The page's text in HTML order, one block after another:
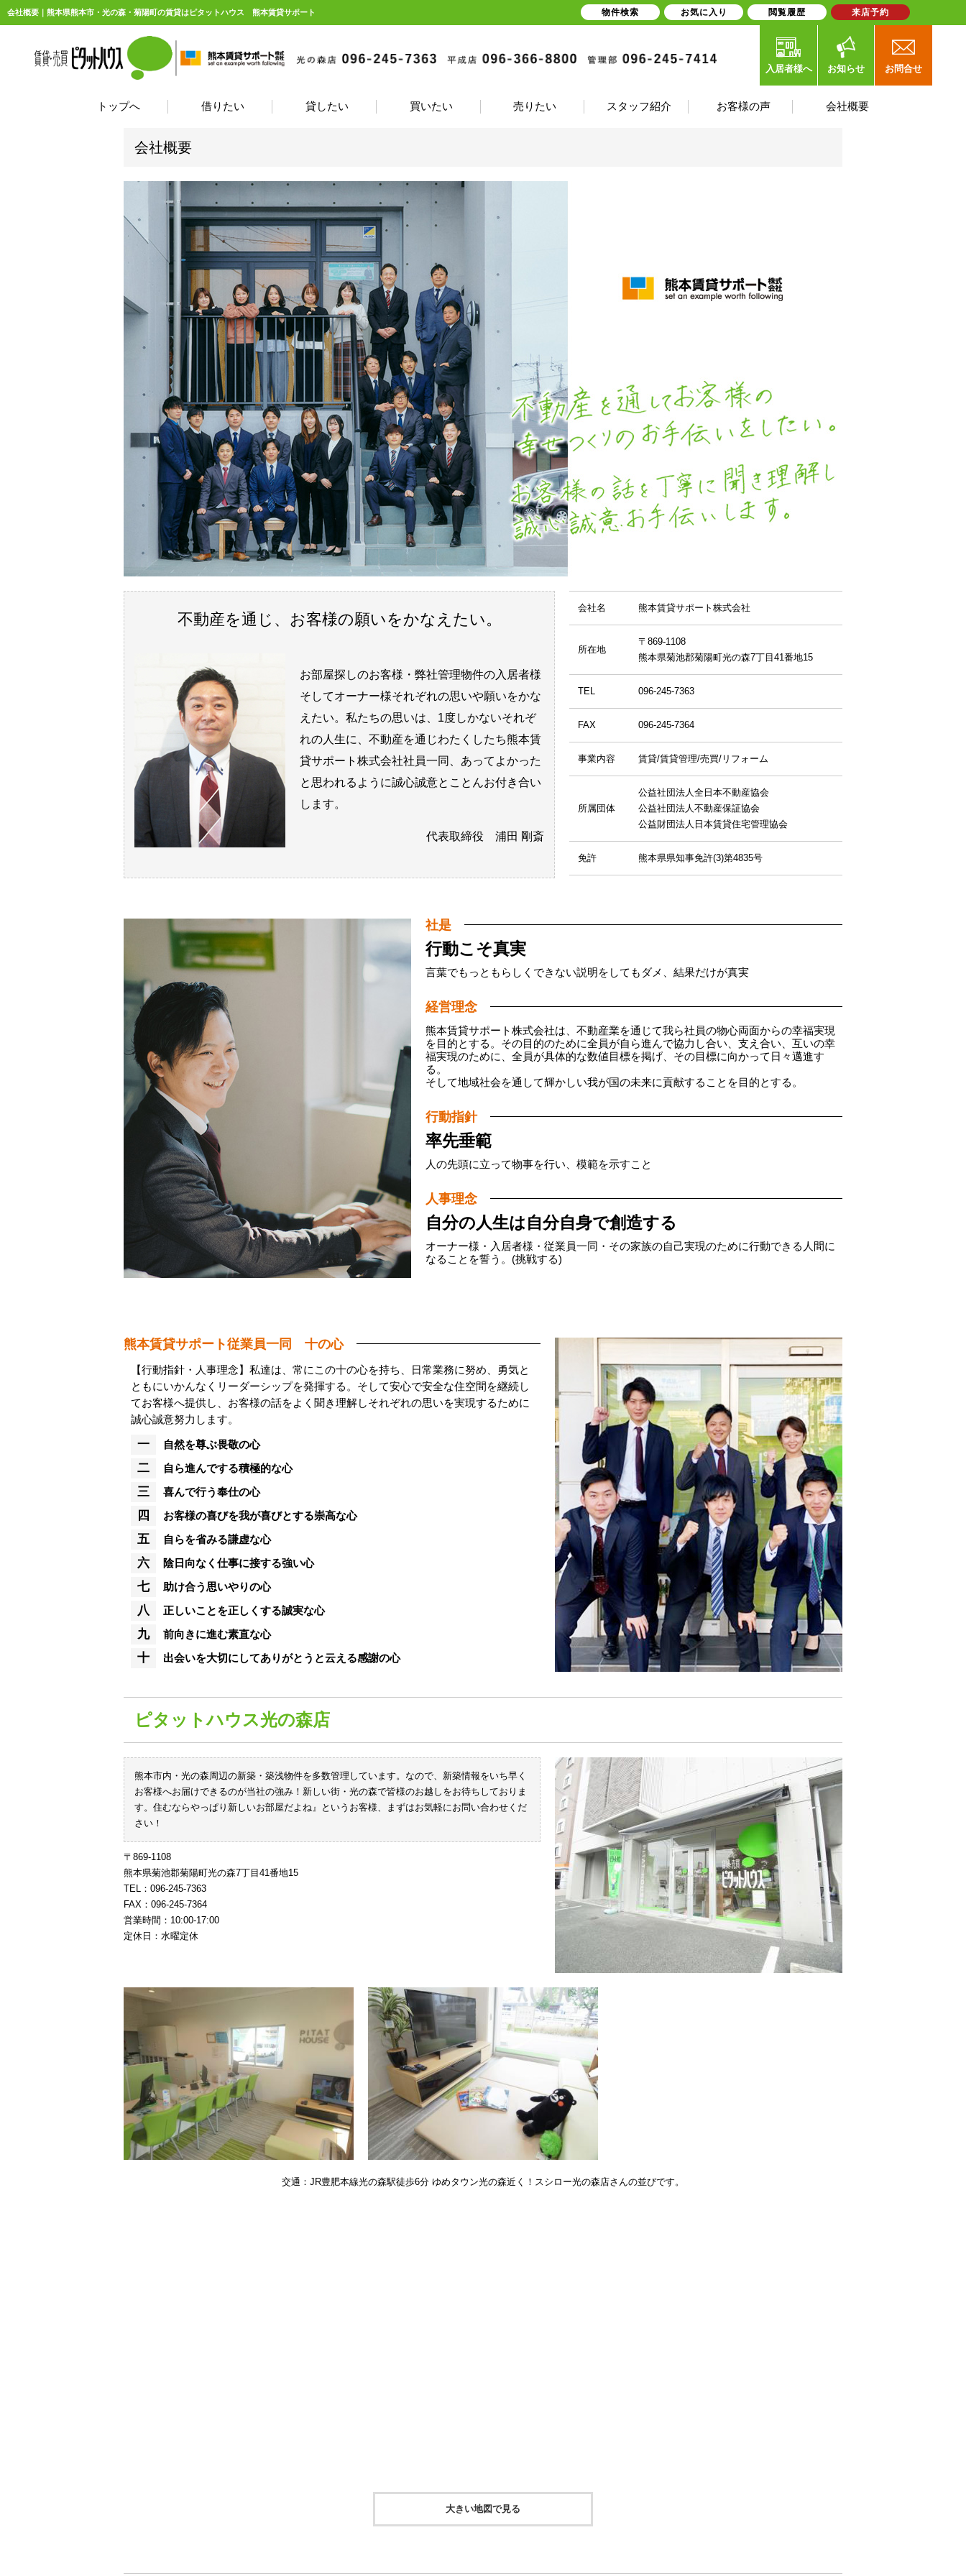
会社概要｜熊本県熊本市・光の森・菊陽町の賃貸はピタットハウス 熊本賃貸サポート
入居者様へ お知らせ お問合せ
トップへ 借りたい 貸したい 買いたい 売りたい スタッフ紹介 お客様の声 会社概要
会社概要
会社名 熊本賃貸サポート株式会社
所在地
〒869-1108
熊本県菊池郡菊陽町光の森7丁目41番地15
TEL 096-245-7363
FAX 096-245-7364
事業内容 賃貸/賃貸管理/売買/リフォーム
所属団体
公益社団法人全日本不動産協会
公益社団法人不動産保証協会
公益財団法人日本賃貸住宅管理協会
免許 熊本県県知事免許(3)第4835号
不動産を通じ、お客様の願いをかなえたい。
お部屋探しのお客様・弊社管理物件の入居者様
そしてオーナー様それぞれの思いや願いをかな
えたい。私たちの思いは、1度しかないそれぞ
れの人生に、不動産を通じわたくしたち熊本賃
貸サポート株式会社社員一同、あってよかった
と思われるように誠心誠意とことんお付き合い
します。
代表取締役 浦田 剛斎
社是
行動こそ真実
言葉でもっともらしくできない説明をしてもダメ、結果だけが真実
経営理念
熊本賃貸サポート株式会社は、不動産業を通じて我ら社員の物心両面からの幸福実現
を目的とする。その目的のために全員が自ら進んで協力し合い、支え合い、互いの幸
福実現のために、全員が具体的な数値目標を掲げ、その目標に向かって日々邁進す
る。
そして地域社会を通して輝かしい我が国の未来に貢献することを目的とする。
行動指針
率先垂範
人の先頭に立って物事を行い、模範を示すこと
人事理念
自分の人生は自分自身で創造する
オーナー様・入居者様・従業員一同・その家族の自己実現のために行動できる人間に
なることを誓う。(挑戦する)
熊本賃貸サポート従業員一同 十の心
【行動指針・人事理念】私達は、常にこの十の心を持ち、日常業務に努め、勇気と
ともにいかんなくリーダーシップを発揮する。そして安心で安全な住空間を継続し
てお客様へ提供し、お客様の話をよく聞き理解しそれぞれの思いを実現するために
誠心誠意努力します。
一 自然を尊ぶ畏敬の心
二 自ら進んでする積極的な心
三 喜んで行う奉仕の心
四 お客様の喜びを我が喜びとする崇高な心
五 自らを省みる謙虚な心
六 陰日向なく仕事に接する強い心
七 助け合う思いやりの心
八 正しいことを正しくする誠実な心
九 前向きに進む素直な心
十 出会いを大切にしてありがとうと云える感謝の心
ピタットハウス光の森店
熊本市内・光の森周辺の新築・築浅物件を多数管理しています。なので、新築情報をいち早く
お客様へお届けできるのが当社の強み！新しい街・光の森で皆様のお越しをお待ちしておりま
す。住むならやっぱり新しいお部屋だよね』というお客様、まずはお気軽にお問い合わせくだ
さい！
〒869-1108
熊本県菊池郡菊陽町光の森7丁目41番地15
TEL：096-245-7363
FAX：096-245-7364
営業時間：10:00-17:00
定休日：水曜定休
交通：JR豊肥本線光の森駅徒歩6分 ゆめタウン光の森近く！スシロー光の森店さんの並びです。
大きい地図で見る
物件検索 お気に入り 閲覧履歴 来店予約